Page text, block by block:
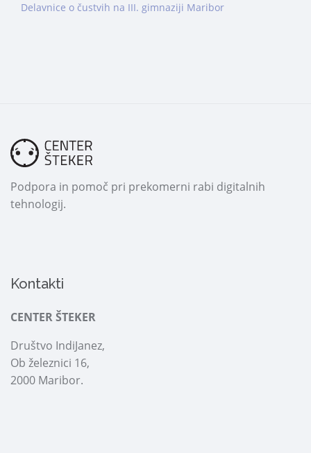
Delavnice o čustvih na III. gimnaziji Maribor
Podpora in pomoč pri prekomerni rabi digitalnih
tehnologij.
Kontakti
CENTER ŠTEKER
Društvo IndiJanez,
Ob železnici 16,
2000 Maribor.